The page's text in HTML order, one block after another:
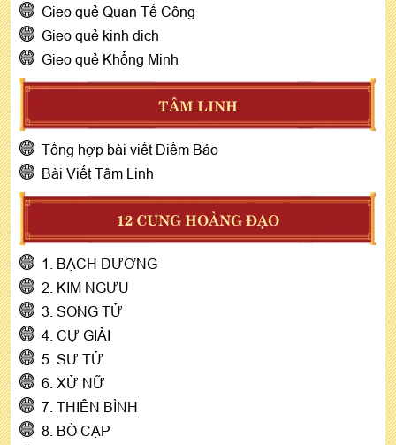
Gieo quẻ Quan Tế Công
Gieo quẻ kinh dịch
Gieo quẻ Khổng Minh
TÂM LINH
Tổng hợp bài viết Điềm Báo
Bài Viết Tâm Linh
12 CUNG HOÀNG ĐẠO
1. BẠCH DƯƠNG
2. KIM NGƯU
3. SONG TỬ
4. CỰ GIẢI
5. SƯ TỬ
6. XỬ NỮ
7. THIÊN BÌNH
8. BÒ CẠP